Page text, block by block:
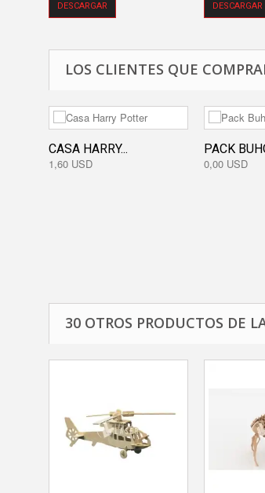
DESCARGAR DESCARGAR
LOS CLIENTES QUE
CASA HARRY...
1,60 USD
PACK
0,00 USD
30 OTROS PRODUCTOS DE